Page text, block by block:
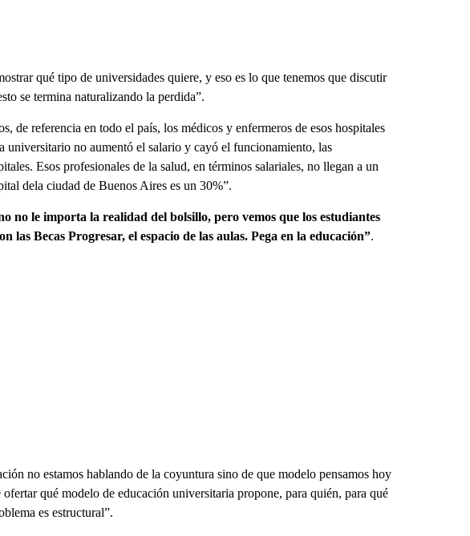
qué tipo de universidades quiere, y eso es lo que tenemos que discutir
se termina naturalizando la perdida”.
de referencia en todo el país, los médicos y enfermeros de esos hospitales
universitario no aumentó el salario y cayó el funcionamiento, las
Esos profesionales de la salud, en términos salariales, no llegan a un
dela ciudad de Buenos Aires es un 30%”.
no le importa la realidad del bolsillo, pero vemos que los estudiantes
las Becas Progresar, el espacio de las aulas. Pega en la educación”.
no estamos hablando de la coyuntura sino de que modelo pensamos hoy
qué modelo de educación universitaria propone, para quién, para qué
es estructural”.